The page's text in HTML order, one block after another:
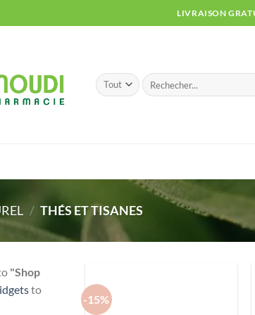
LIVRAISON
Recherche
pour :
/ THÉS ET TISANES
"Shop
to
-15%